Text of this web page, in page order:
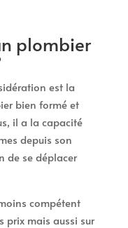
plombier
est la
bien formé et
il a la capacité
depuis son
de se déplacer
compétent
prix mais aussi sur